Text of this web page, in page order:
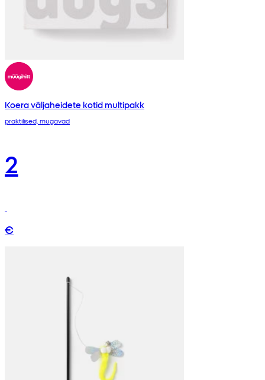
Koera väljaheidete kotid multipakk
praktilised, mugavad
2
€